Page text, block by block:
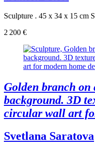
Sculpture . 45 x 34 x 15 cm
2 200 €
Golden branch on
background. 3D
circular wall art
Svetlana Saratova